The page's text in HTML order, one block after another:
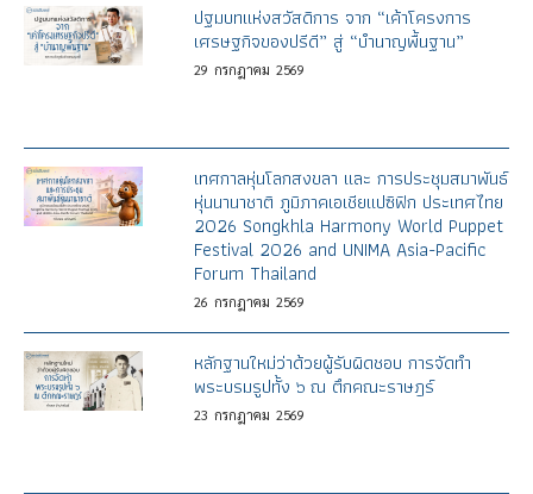
ปฐมบทแห่งสวัสดิการ จาก “เค้าโครงการ
เศรษฐกิจของปรีดี” สู่ “บำนาญพื้นฐาน”
29 กรกฎาคม 2569
เทศกาลหุ่นโลกสงขลา และ การประชุมสมาพันธ์
หุ่นนานาชาติ ภูมิภาคเอเชียแปซิฟิก ประเทศไทย
2026 Songkhla Harmony World Puppet
Festival 2026 and UNIMA Asia-Pacific
Forum Thailand
26 กรกฎาคม 2569
หลักฐานใหม่ว่าด้วยผู้รับผิดชอบ การจัดทำ
พระบรมรูปทั้ง ๖ ณ ตึกคณะราษฎร์
23 กรกฎาคม 2569